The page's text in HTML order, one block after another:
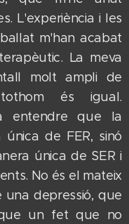
L'experiència i les
m'han acabat
La meva
molt ampli de
és igual.
entendre que la
de FER, sinó
única de SER i
No és el mateix
depressió, que
un fet que no